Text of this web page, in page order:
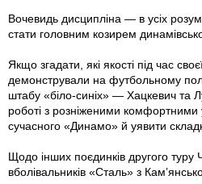
Вочевидь дисципліна — в усіх
стати головним козирем
Якщо згадати, які якості під час
демонстрували на футбольному
штабу «біло-синіх» — Хацкевич та
роботі з розніженими
сучасного «Динамо» й уявити
Щодо інших поєдинків другого туру
вболівальників «Сталь» з